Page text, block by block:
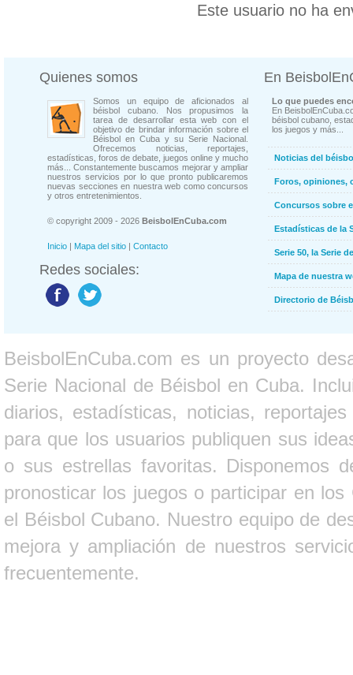
Este usuario no ha
Quienes somos
Somos un equipo de aficionados al
béisbol cubano. Nos propusimos la
tarea de desarrollar esta web con el
objetivo de brindar información sobre el
Béisbol en Cuba y su Serie Nacional.
Ofrecemos noticias, reportajes,
estadísticas, foros de debate, juegos online y mucho
más... Constantemente buscamos mejorar y ampliar
nuestros servicios por lo que pronto publicaremos
nuevas secciones en nuestra web como concursos
y otros entretenimientos.
© copyright 2009 - 2026 BeisbolEnCuba.com
Inicio | Mapa del sitio | Contacto
Redes sociales:
En
Lo que puedes
En
béisbol cubano,
los juegos y más...
Noticias del
Foros, opiniones,
Concursos sobre
Estadísticas de la
Serie 50, la Serie
Mapa de nuestra
Directorio de
BeisbolEnCuba.com es un proyecto
Serie Nacional de Béisbol en Cuba.
diarios, estadísticas, noticias,
para que los usuarios publiquen sus
o sus estrellas favoritas. Disponemos
pronosticar los juegos o participar en
el Béisbol Cubano. Nuestro equipo de
mejora y ampliación de nuestros
frecuentemente.